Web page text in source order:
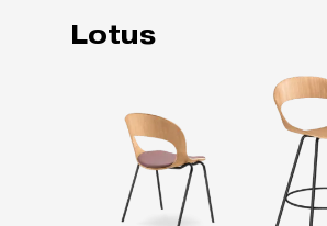
Lotus